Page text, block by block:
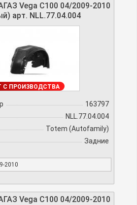
Vega C100 04/2009-2010
арт. NLL.77.04.004
С ПРОИЗВОДСТВА
163797
NLL.77.04.004
Totem (Autofamily)
Задние
2010
Vega C100 04/2009-2010